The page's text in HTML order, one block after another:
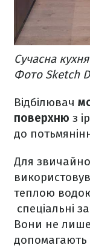
Сучасна
Фото Sketch
Відбілювач
поверхню з
до
Для
теплою
спеціальні
Вони не
допомагають